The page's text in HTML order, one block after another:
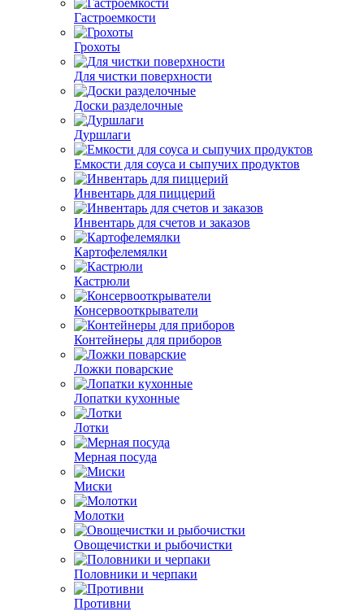
Гастроемкости
Грохоты
Для чистки поверхности
Доски разделочные
Дуршлаги
Емкости для соуса и сыпучих продуктов
Инвентарь для пиццерий
Инвентарь для счетов и заказов
Картофелемялки
Кастрюли
Консервооткрыватели
Контейнеры для приборов
Ложки поварские
Лопатки кухонные
Лотки
Мерная посуда
Миски
Молотки
Овощечистки и рыбочистки
Половники и черпаки
Противни